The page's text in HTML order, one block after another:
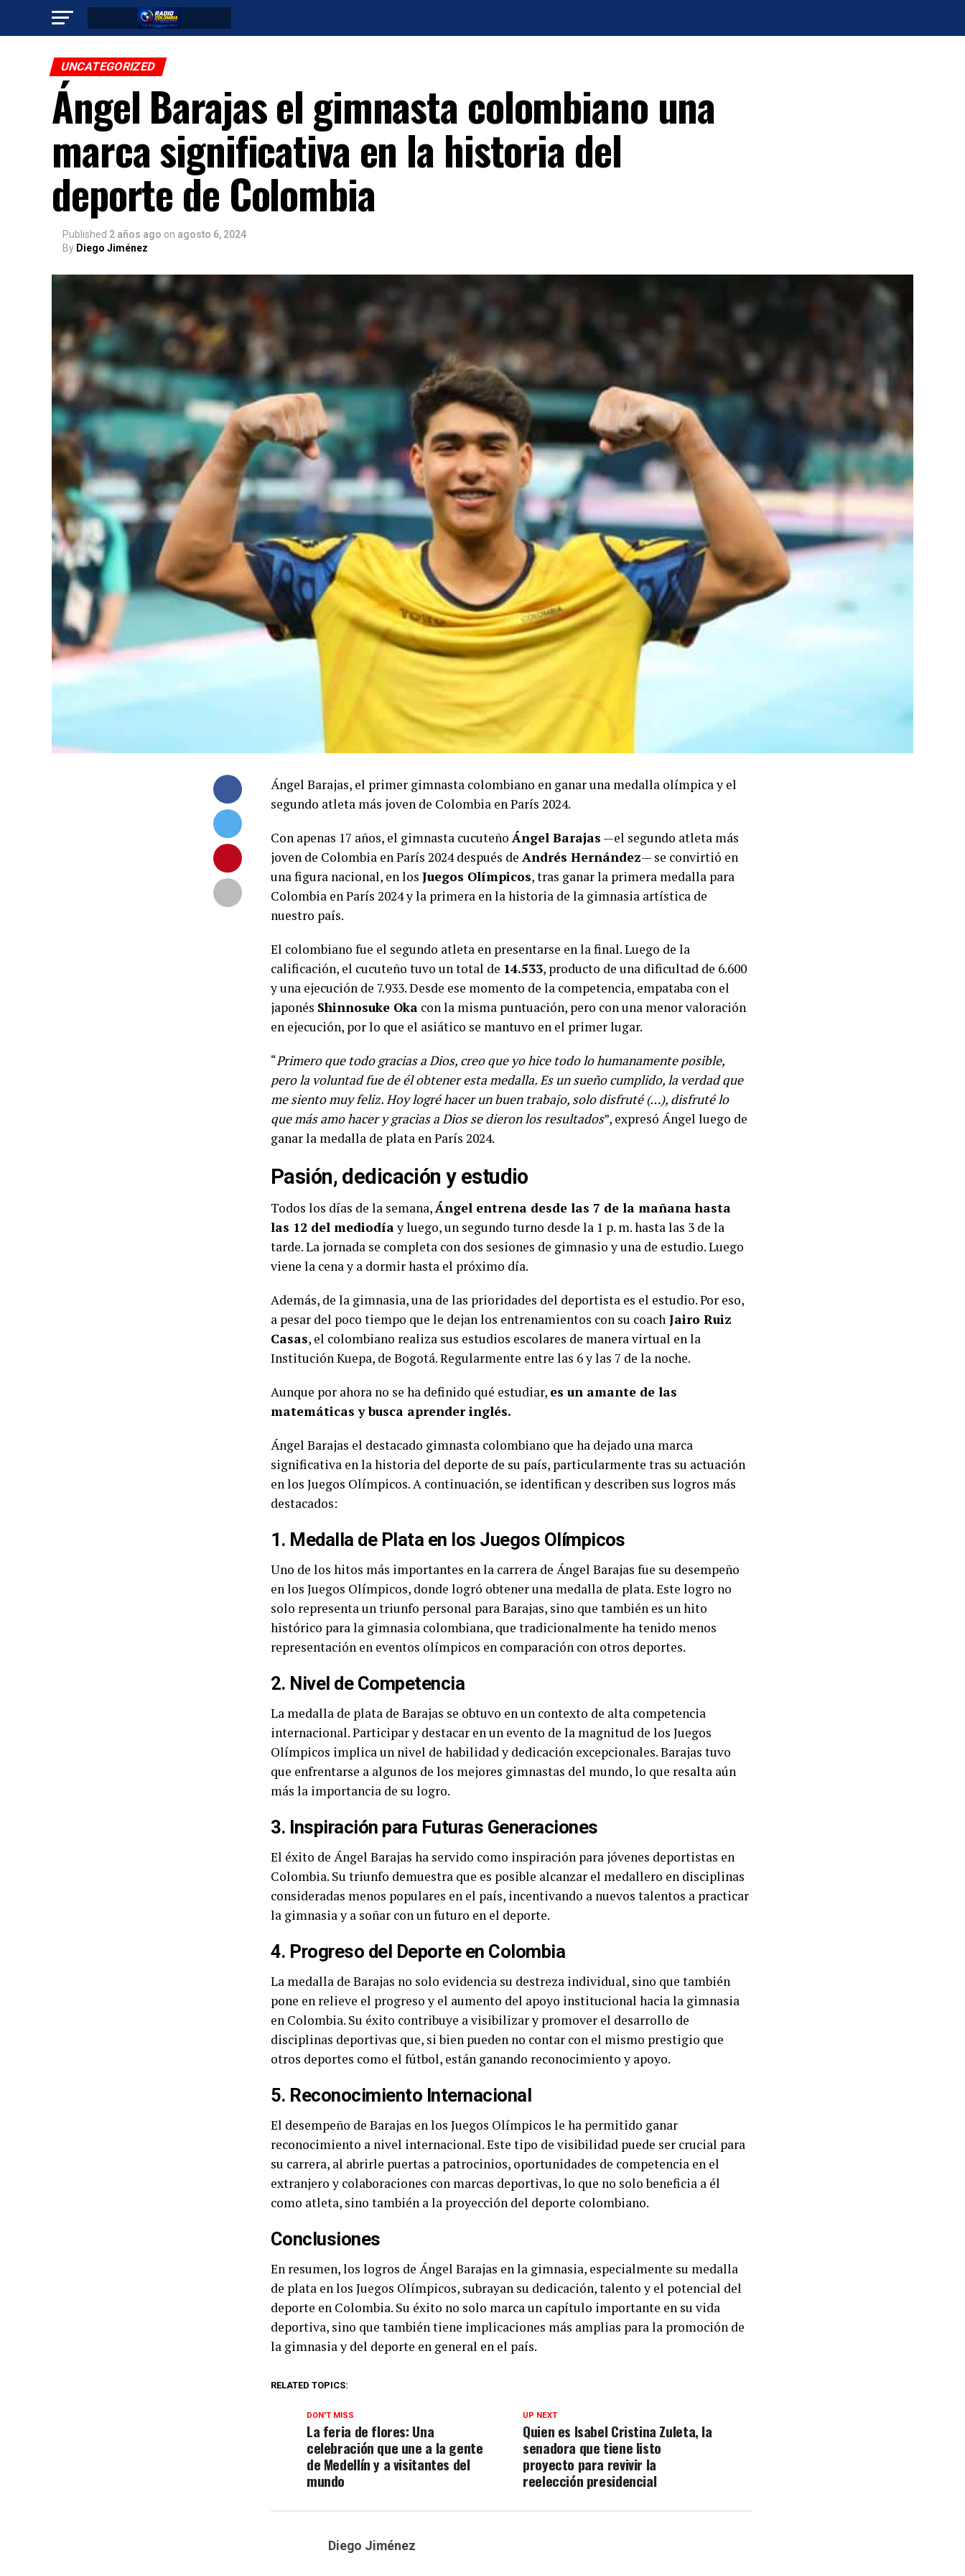
UNCATEGORIZED
Ángel Barajas el gimnasta colombiano una
marca significativa en la historia del
deporte de Colombia
Published 2 años ago on agosto 6, 2024
By Diego Jiménez
Ángel Barajas, el primer gimnasta colombiano en ganar una medalla olímpica y el
segundo atleta más joven de Colombia en París 2024.
Con apenas 17 años, el gimnasta cucuteñoÁngel Barajas —el segundo atleta más
joven de Colombia en París 2024 después de Andrés Hernández— se convirtió en
una figura nacional, en los Juegos Olímpicos, tras ganar la primera medalla para
Colombia en París 2024 y la primera en la historia de la gimnasia artística de
nuestro país.
El colombiano fue el segundo atleta en presentarse en la final. Luego de la
calificación, el cucuteño tuvo un total de 14.533, producto de una dificultad de 6.600
y una ejecución de 7.933. Desde ese momento de la competencia, empataba con el
japonés Shinnosuke Oka con la misma puntuación, pero con una menor valoración
en ejecución, por lo que el asiático se mantuvo en el primer lugar.
“Primero que todo gracias a Dios, creo que yo hice todo lo humanamente posible,
pero la voluntad fue de él obtener esta medalla. Es un sueño cumplido, la verdad que
me siento muy feliz. Hoy logré hacer un buen trabajo, solo disfruté (…), disfruté lo
que más amo hacer y gracias a Dios se dieron los resultados”, expresó Ángel luego de
ganar la medalla de plata en París 2024.
Pasión, dedicación y estudio
Todos los días de la semana,Ángel entrena desde las 7 de la mañana hasta
las 12 del mediodíay luego, un segundo turno desde la 1 p. m. hasta las 3 de la
tarde. La jornada se completa con dos sesiones de gimnasio y una de estudio. Luego
viene la cena y a dormir hasta el próximo día.
Además, de la gimnasia, una de las prioridades del deportista es el estudio. Por eso,
a pesar del poco tiempo que le dejan los entrenamientos con su coach Jairo Ruiz
Casas, el colombiano realiza sus estudios escolares de manera virtual en la
Institución Kuepa, de Bogotá. Regularmente entre las 6 y las 7 de la noche.
Aunque por ahora no se ha definido qué estudiar, es un amante de las
matemáticas y busca aprender inglés.
Ángel Barajas el destacado gimnasta colombiano que ha dejado una marca
significativa en la historia del deporte de su país, particularmente tras su actuación
en los Juegos Olímpicos. A continuación, se identifican y describen sus logros más
destacados:
1. Medalla de Plata en los Juegos Olímpicos
Uno de los hitos más importantes en la carrera de Ángel Barajas fue su desempeño
en los Juegos Olímpicos, donde logró obtener una medalla de plata. Este logro no
solo representa un triunfo personal para Barajas, sino que también es un hito
histórico para la gimnasia colombiana, que tradicionalmente ha tenido menos
representación en eventos olímpicos en comparación con otros deportes.
2. Nivel de Competencia
La medalla de plata de Barajas se obtuvo en un contexto de alta competencia
internacional. Participar y destacar en un evento de la magnitud de los Juegos
Olímpicos implica un nivel de habilidad y dedicación excepcionales. Barajas tuvo
que enfrentarse a algunos de los mejores gimnastas del mundo, lo que resalta aún
más la importancia de su logro.
3. Inspiración para Futuras Generaciones
El éxito de Ángel Barajas ha servido como inspiración para jóvenes deportistas en
Colombia. Su triunfo demuestra que es posible alcanzar el medallero en disciplinas
consideradas menos populares en el país, incentivando a nuevos talentos a practicar
la gimnasia y a soñar con un futuro en el deporte.
4. Progreso del Deporte en Colombia
La medalla de Barajas no solo evidencia su destreza individual, sino que también
pone en relieve el progreso y el aumento del apoyo institucional hacia la gimnasia
en Colombia. Su éxito contribuye a visibilizar y promover el desarrollo de
disciplinas deportivas que, si bien pueden no contar con el mismo prestigio que
otros deportes como el fútbol, están ganando reconocimiento y apoyo.
5. Reconocimiento Internacional
El desempeño de Barajas en los Juegos Olímpicos le ha permitido ganar
reconocimiento a nivel internacional. Este tipo de visibilidad puede ser crucial para
su carrera, al abrirle puertas a patrocinios, oportunidades de competencia en el
extranjero y colaboraciones con marcas deportivas, lo que no solo beneficia a él
como atleta, sino también a la proyección del deporte colombiano.
Conclusiones
En resumen, los logros de Ángel Barajas en la gimnasia, especialmente su medalla
de plata en los Juegos Olímpicos, subrayan su dedicación, talento y el potencial del
deporte en Colombia. Su éxito no solo marca un capítulo importante en su vida
deportiva, sino que también tiene implicaciones más amplias para la promoción de
la gimnasia y del deporte en general en el país.
RELATED TOPICS:
UP NEXT
Quien es Isabel Cristina Zuleta, la
senadora que tiene listo
proyecto para revivir la
reelección presidencial
DON'T MISS
La feria de flores: Una
celebración que une a la gente
de Medellín y a visitantes del
mundo
Diego Jiménez